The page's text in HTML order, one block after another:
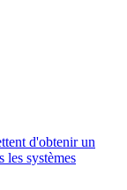
d'obtenir un
les systèmes